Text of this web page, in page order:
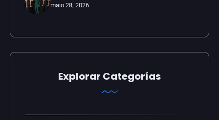
maio 28, 2026
Explorar Categorías